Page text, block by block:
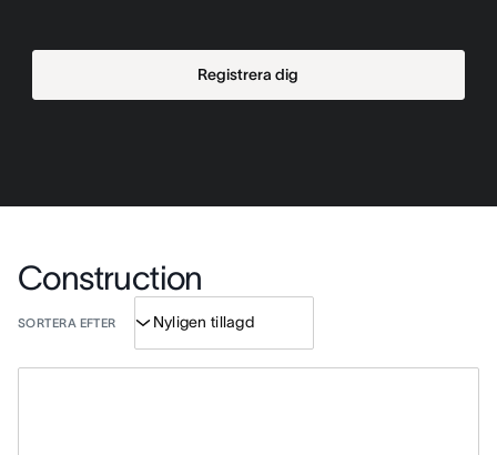
Registrera dig
Construction
SORTERA EFTER